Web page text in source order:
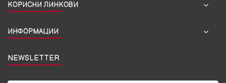
КОРИСНИ ЛИНКОВИ
ИНФОРМАЦИИ
NEWSLETTER